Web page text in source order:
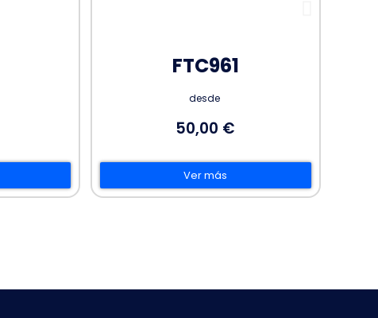
FMB930
desde
45,00 €
Ver más